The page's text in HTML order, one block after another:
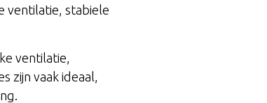
ventilatie, stabiele
ventilatie,
zijn vaak ideaal,